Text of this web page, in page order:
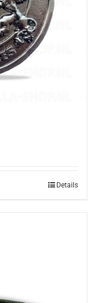
Details